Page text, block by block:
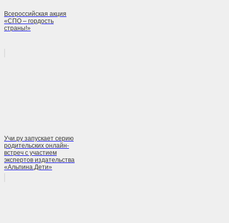
Всероссийская акция
«СПО – гордость
страны!»
Учи.ру запускает серию
родительских онлайн-
встреч с участием
экспертов издательства
«Альпина.Дети»